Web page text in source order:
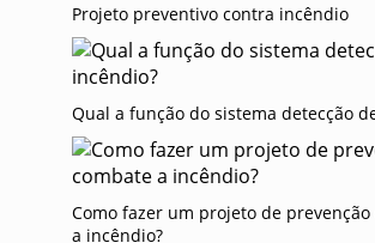
Projeto preventivo contra incêndio
Qual a função do sistema detecção
Como fazer um projeto de
a incêndio?